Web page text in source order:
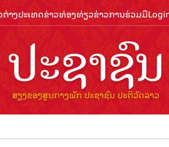
ຕ່າງປະເທດຂ່າວທ່ອງທ່ຽວຂ່າວການຮ່ວມມື